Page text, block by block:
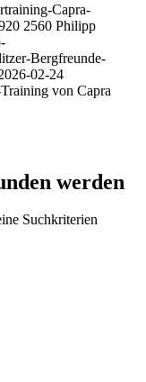
Capra-
2560 Philipp
Bergfreunde-
02-24
von Capra
werden
Suchkriterien